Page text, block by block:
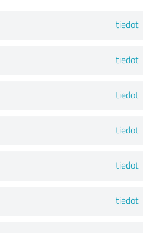
tiedot
tiedot
tiedot
tiedot
tiedot
tiedot